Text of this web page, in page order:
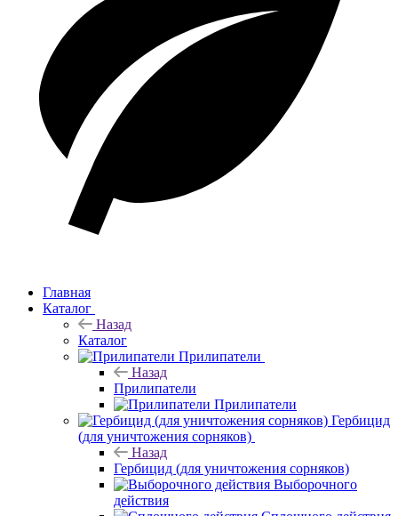
Главная
Каталог
Назад
Каталог
Прилипатели
Назад
Прилипатели
Прилипатели
Гербицид
(для уничтожения сорняков)
Назад
Гербицид (для уничтожения сорняков)
Выборочного
действия